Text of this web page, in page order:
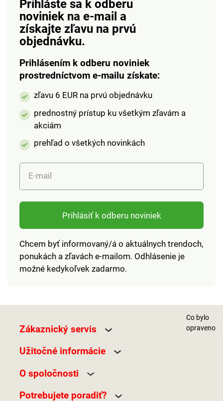
Prihláste sa k odberu
noviniek na e-mail a
získajte zľavu na prvú
objednávku.
Prihlásením k odberu noviniek
prostredníctvom e-mailu získate:
zľavu 6 EUR na prvú objednávku
prednostný prístup ku všetkým zľavám a
akciám
prehľad o všetkých novinkách
E-mail
Prihlásiť k odberu noviniek
Chcem byť informovaný/á o aktuálnych trendoch,
ponukách a zľavách e-mailom. Odhlásenie je
možné kedykoľvek zadarmo.
Zákaznický servis
Užitočné informácie
O spoločnosti
Potrebujete poradiť?
Co bylo
opraveno